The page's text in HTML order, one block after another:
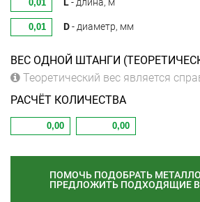
D- диаметр, мм
ВЕС ОДНОЙ ШТАНГИ
Теоретический вес является
РАСЧЁТ КОЛИЧЕСТВА
ПОМОЧЬ ПОДОБРАТЬ
ПРЕДЛОЖИТЬ ПОДХОДЯЩИЕ